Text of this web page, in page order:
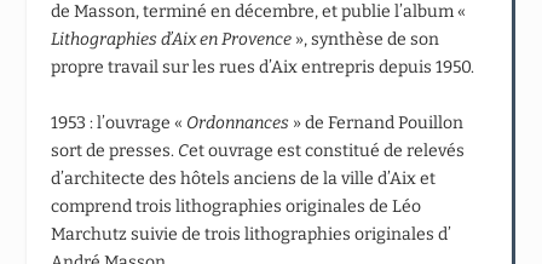
de Masson, terminé en décembre, et publie l’album «
Lithographies d’Aix en Provence », synthèse de son
propre travail sur les rues d’Aix entrepris depuis 1950.
1953 : l’ouvrage « Ordonnances » de Fernand Pouillon
sort de presses. Cet ouvrage est constitué de relevés
d’architecte des hôtels anciens de la ville d’Aix et
comprend trois lithographies originales de Léo
Marchutz suivie de trois lithographies originales d’